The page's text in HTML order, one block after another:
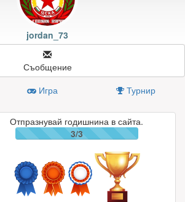
jordan_73
Съобщение
Игра Турнир
Отпразнувай годишнина в сайта.
3/3